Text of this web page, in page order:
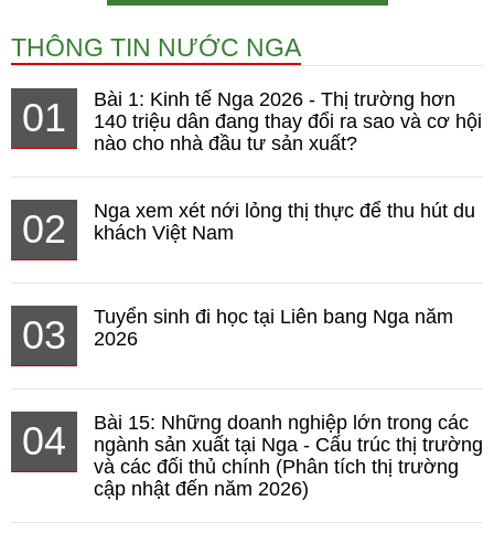
THÔNG TIN NƯỚC NGA
01
Bài 1: Kinh tế Nga 2026 - Thị trường hơn
140 triệu dân đang thay đổi ra sao và cơ hội
nào cho nhà đầu tư sản xuất?
02
Nga xem xét nới lỏng thị thực để thu hút du
khách Việt Nam
03
Tuyển sinh đi học tại Liên bang Nga năm
2026
04
Bài 15: Những doanh nghiệp lớn trong các
ngành sản xuất tại Nga - Cấu trúc thị trường
và các đối thủ chính (Phân tích thị trường
cập nhật đến năm 2026)